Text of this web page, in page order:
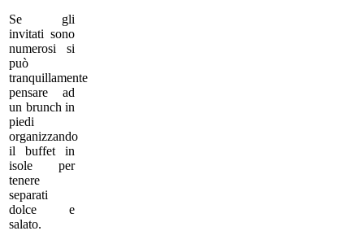
Se gli
invitati sono
numerosi si
può
tranquillamente
pensare ad
un brunch in
piedi
organizzando
il buffet in
isole per
tenere
separati
dolce e
salato.